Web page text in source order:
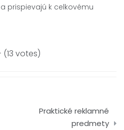
prispievajú k celkovému
votes)
Praktické reklamné
predmety